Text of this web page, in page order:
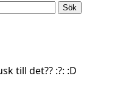
Sök
till det?? :?: :D